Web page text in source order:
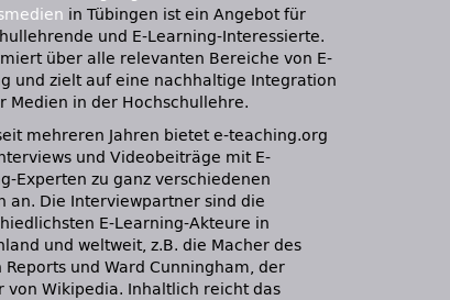
in Tübingen ist ein Angebot für
und E-Learning-Interessierte.
über alle relevanten Bereiche von E-
und zielt auf eine nachhaltige Integration
Medien in der Hochschullehre.
mehreren Jahren bietet e-teaching.org
und Videobeiträge mit E-
Experten zu ganz verschiedenen
an. Die Interviewpartner sind die
E-Learning-Akteure in
und weltweit, z.B. die Macher des
Reports und Ward Cunningham, der
von Wikipedia. Inhaltlich reicht das